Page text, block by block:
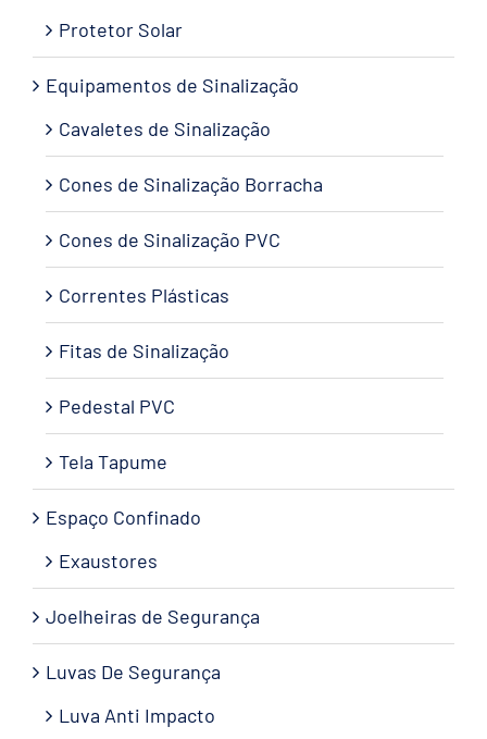
Protetor Solar
Equipamentos de Sinalização
Cavaletes de Sinalização
Cones de Sinalização Borracha
Cones de Sinalização PVC
Correntes Plásticas
Fitas de Sinalização
Pedestal PVC
Tela Tapume
Espaço Confinado
Exaustores
Joelheiras de Segurança
Luvas De Segurança
Luva Anti Impacto